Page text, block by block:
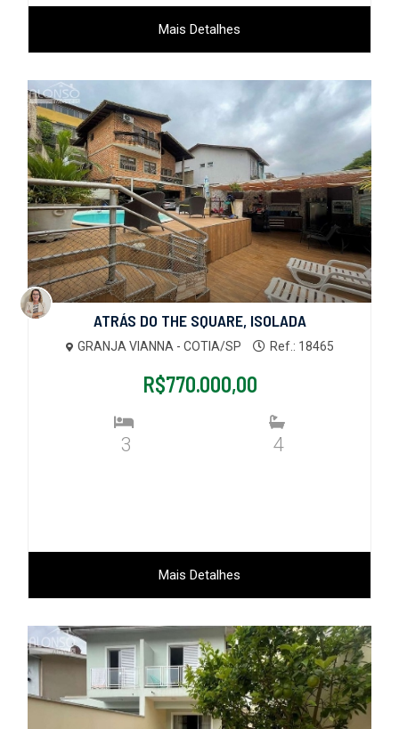
Mais Detalhes
ATRÁS DO THE SQUARE, ISOLADA
GRANJA VIANNA - COTIA/SP Ref.: 18465
R$770.000,00
3 4
Mais Detalhes